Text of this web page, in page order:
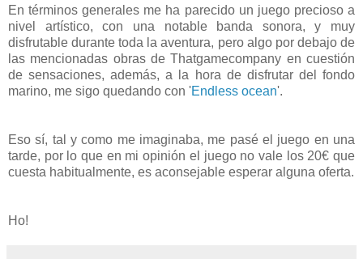
En términos generales me ha parecido un juego precioso a
nivel artístico, con una notable banda sonora, y muy
disfrutable durante toda la aventura, pero algo por debajo de
las mencionadas obras de Thatgamecompany en cuestión
de sensaciones, además, a la hora de disfrutar del fondo
marino, me sigo quedando con 'Endless ocean'.
Eso sí, tal y como me imaginaba, me pasé el juego en una
tarde, por lo que en mi opinión el juego no vale los 20€ que
cuesta habitualmente, es aconsejable esperar alguna oferta.
Ho!